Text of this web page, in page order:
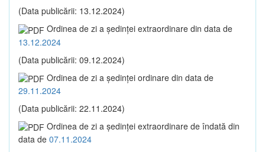
(Data publicării: 13.12.2024)
Ordinea de zi a şedinţei extraordinare din data de
13.12.2024
(Data publicării: 09.12.2024)
Ordinea de zi a şedinţei ordinare din data de
29.11.2024
(Data publicării: 22.11.2024)
Ordinea de zi a şedinţei extraordinare de îndată din
data de 07.11.2024